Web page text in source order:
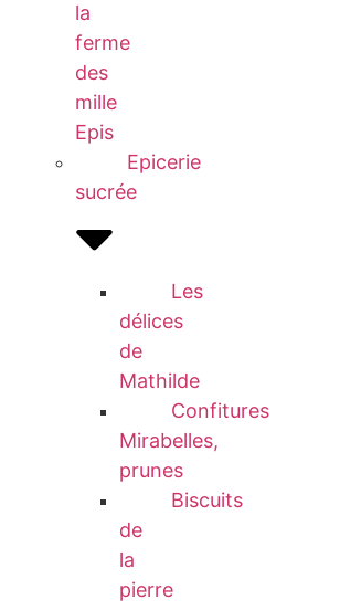
la
ferme
des
mille
Epis
Epicerie
sucrée
Les
délices
de
Mathilde
Confitures
Mirabelles,
prunes
Biscuits
de
la
pierre